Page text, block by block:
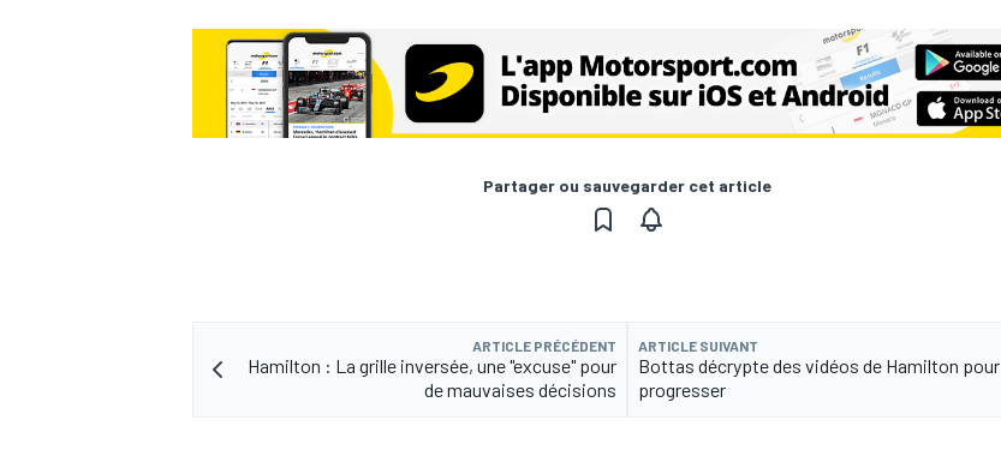
Partager ou sauvegarder cet article
ARTICLE PRÉCÉDENT
Hamilton : La grille inversée, une "excuse" pour
de mauvaises décisions
ARTICLE SUIVANT
Bottas décrypte des vidéos de Hamilton pour
progresser